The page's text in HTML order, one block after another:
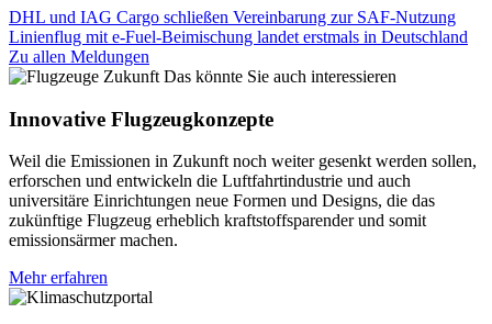
DHL und IAG Cargo schließen Vereinbarung zur SAF-Nutzung
Linienflug mit e-Fuel-Beimischung landet erstmals in Deutschland
Zu allen Meldungen
Das könnte Sie auch interessieren
Innovative Flugzeugkonzepte
Weil die Emissionen in Zukunft noch weiter gesenkt werden sollen,
erforschen und entwickeln die Luftfahrtindustrie und auch
universitäre Einrichtungen neue Formen und Designs, die das
zukünftige Flugzeug erheblich kraftstoffsparender und somit
emissionsärmer machen.
Mehr erfahren